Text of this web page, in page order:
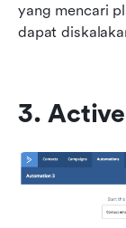
yang mencari
dapat
3.